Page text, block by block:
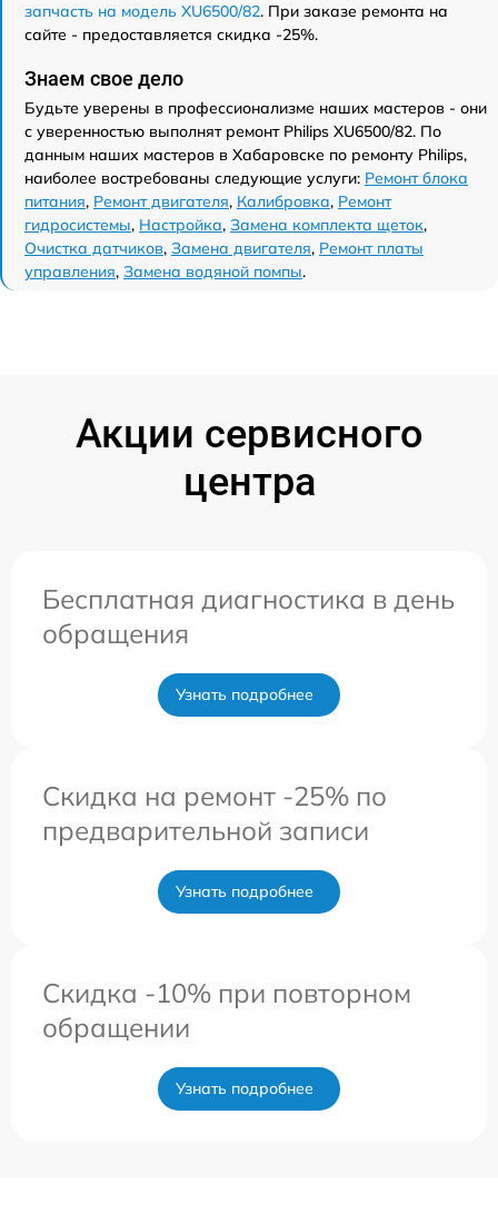
запчасть на модель XU6500/82. При заказе ремонта на
сайте - предоставляется скидка -25%.
Знаем свое дело
Будьте уверены в профессионализме наших мастеров - они
с уверенностью выполнят ремонт Philips XU6500/82. По
данным наших мастеров в Хабаровске по ремонту Philips,
наиболее востребованы следующие услуги: Ремонт блока
питания, Ремонт двигателя, Калибровка, Ремонт
гидросистемы, Настройка, Замена комплекта щеток,
Очистка датчиков, Замена двигателя, Ремонт платы
управления, Замена водяной помпы.
Акции сервисного
центра
Бесплатная диагностика в день
обращения
Узнать подробнее
Скидка на ремонт -25% по
предварительной записи
Узнать подробнее
Скидка -10% при повторном
обращении
Узнать подробнее